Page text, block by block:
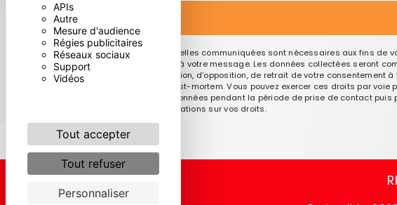
APIs
Autre
Mesure d'audience
Régies publicitaires
Réseaux sociaux
Support
Vidéos
Tout accepter
Tout refuser
Personnaliser
** Les données personnelles communiquées sont nécessaires aux fins
le seul but de répondre à votre message. Les données collectées seront
de portabilité, de limitation, d’opposition, de retrait de votre consentement
sort de vos données post-mortem. Vous pouvez exercer ces droits par
Nous conservons vos données pendant la période de prise de contact
cnil.fr pour plus d’informations sur vos droits.